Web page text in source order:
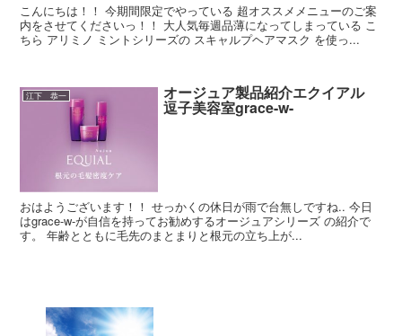
こんにちは！！ 今期間限定でやっている 超オススメメニューのご案
内をさせてくださいっ！！ 大人気毎週品薄になってしまっている こ
ちら アリミノ ミントシリーズの スキャルプヘアマスク を使っ...
江下 恭一 オージュア製品紹介エクイアル
逗子美容室grace-w-
おはようございます！！ せっかくの休日が雨で台無しですね.. 今日
はgrace-w-が自信を持ってお勧めするオージュアシリーズ の紹介で
す。 年齢とともに毛先のまとまりと根元の立ち上が...